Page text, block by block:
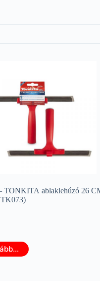
TONKITA ablaklehúzó 26